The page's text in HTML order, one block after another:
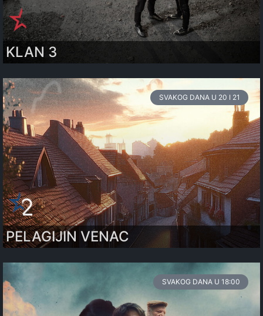
KLAN 3
SVAKOG DANA U 20 I 21
PELAGIJIN VENAC
SVAKOG DANA U 18:00